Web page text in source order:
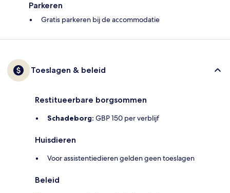
Parkeren
Gratis parkeren bij de accommodatie
Toeslagen & beleid
Restitueerbare borgsommen
Schadeborg: GBP 150 per verblijf
Huisdieren
Voor assistentiedieren gelden geen toeslagen
Beleid